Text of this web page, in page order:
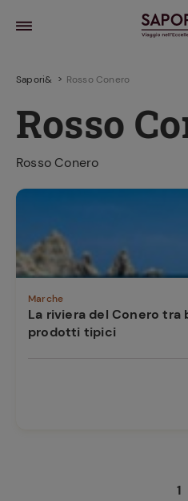
la frutta
sensi di
Sapori& Rosso Conero
Rosso
Rosso Conero
Marche
La riviera del Conero tra
prodotti tipici
1